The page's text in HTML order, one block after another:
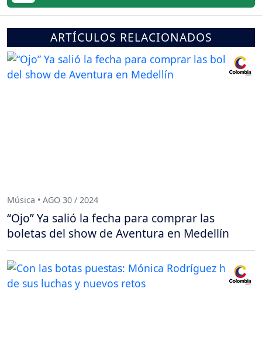
ARTÍCULOS RELACIONADOS
Música • AGO 30 / 2024
“Ojo” Ya salió la fecha para comprar las
boletas del show de Aventura en Medellín